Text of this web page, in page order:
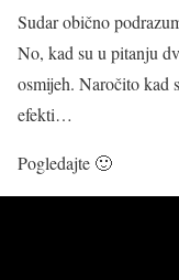
Sudar obično
No, kad su u pitanju
osmijeh. Naročito kad
efekti…
Pogledajte 🙂